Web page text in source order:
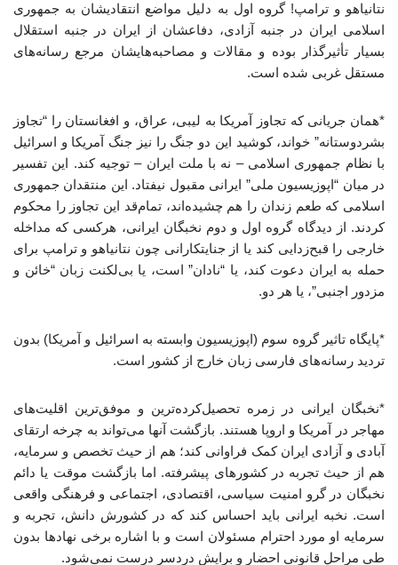
نتانیاهو و ترامپ! گروه اول به دلیل مواضع انتقادیشان به جمهوری
اسلامی ایران در جنبه آزادی، دفاعشان از ایران در جنبه استقلال
بسیار تأثیرگذار بوده و مقالات و مصاحبه‌هایشان مرجع رسانه‌های
مستقل غربی شده است.
*همان جریانی که تجاوز آمریکا به لیبی، عراق، و افغانستان را “تجاوز
بشردوستانه” خواند، کوشید این دو جنگ را نیز جنگ آمریکا و اسرائیل
با نظام جمهوری اسلامی – نه با ملت ایران – توجیه کند. این تفسیر
در میان “اپوزیسیون ملی” ایرانی مقبول نیفتاد. این منتقدان جمهوری
اسلامی که طعم زندان را هم چشیده‌اند، تمام‌قد این تجاوز را محکوم
کردند. از دیدگاه گروه اول و دوم نخبگان ایرانی، هرکسی که مداخله
خارجی را قبح‌زدایی کند یا از جنایتکارانی چون نتانیاهو و ترامپ برای
حمله به ایران دعوت کند، یا “نادان” است، یا بی‌لکنت زبان “خائن و
مزدور اجنبی”، یا هر دو.
*پایگاه تاثیر گروه سوم (اپوزیسیون وابسته به اسرائیل و آمریکا) بدون
تردید رسانه‌های فارسی زبان خارج از کشور است.
*نخبگان ایرانی در زمره تحصیل‌کرده‌ترین و موفق‌ترین اقلیت‌های
مهاجر در آمریکا و اروپا هستند. بازگشت آنها می‌تواند به چرخه ارتقای
آبادی و آزادی ایران کمک فراوانی کند؛ هم از حیث تخصص و سرمایه،
هم از حیث تجربه در کشورهای پیشرفته. اما بازگشت موقت یا دائم
نخبگان در گرو امنیت سیاسی، اقتصادی، اجتماعی و فرهنگی واقعی
است. نخبه ایرانی باید احساس کند که در کشورش دانش، تجربه و
سرمایه او مورد احترام مسئولان است و با اشاره برخی نهادها بدون
طی مراحل قانونی احضار و برایش دردسر درست نمی‌شود.